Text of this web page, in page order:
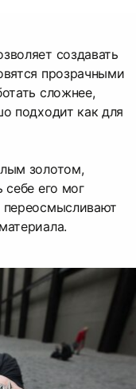
создавать
прозрачными
сложнее,
подходит как для
золотом,
себе его мог